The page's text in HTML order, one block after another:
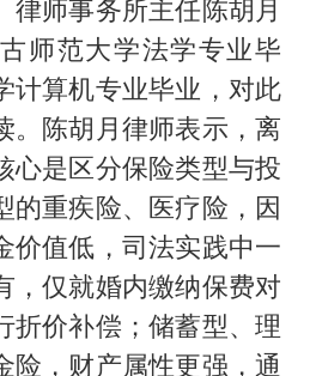
律师事务所主任陈胡月
师范大学法学专业毕
计算机专业毕业，对此
。陈胡月律师表示，离
心是区分保险类型与投
的重疾险、医疗险，因
价值低，司法实践中一
，仅就婚内缴纳保费对
折价补偿；储蓄型、理
险，财产属性更强，通